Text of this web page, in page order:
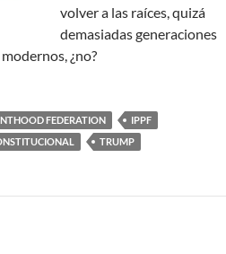
volver a las raíces, quizá
demasiadas generaciones
¿no?
FEDERATION
IPPF
TRUMP